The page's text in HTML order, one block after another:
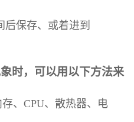
后保存、或着进到
时，可以用以下方法来
、CPU、散热器、电